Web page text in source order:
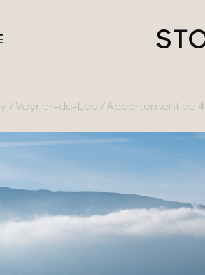
Nos collections
Propriétés de caractère
Villas modernes
Appartements
Veyrier-du-Lac Appartement de 4